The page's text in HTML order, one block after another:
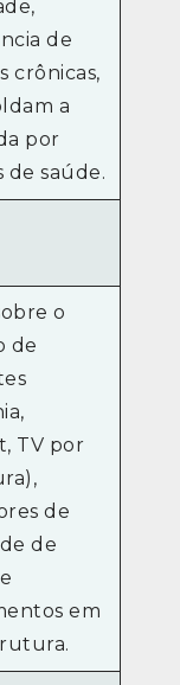
de
crônicas,
a
por
de saúde.
o
de
TV por
de
de
em